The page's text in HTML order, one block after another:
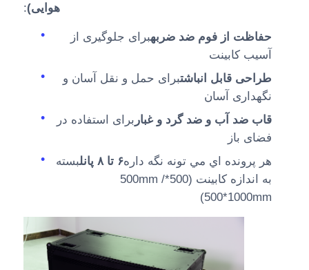
هوایی):
حفاظت از فوم ضد ضربهبرای جلوگیری از
آسیب کابینت
طراحی قابل انباشتبرای حمل و نقل آسان و
نگهداری آسان
قاب ضد آب و ضد گرد و غبار برای استفاده در
فضای باز
هر پرونده اي مي تونه نگه داره۶ تا ۸ پانل
بسته
به اندازه کابینت (500*500mm /
500*1000mm)